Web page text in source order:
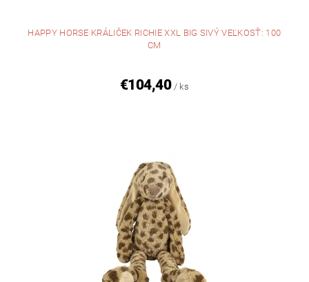
HAPPY HORSE KRÁLIČEK RICHIE XXL BIG SIVÝ VEĽKOSŤ: 100
CM
€104,40 / ks